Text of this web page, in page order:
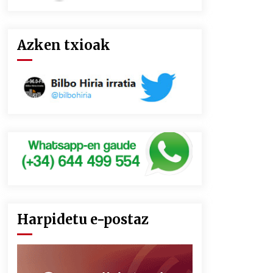
Azken txioak
Harpidetu e-postaz